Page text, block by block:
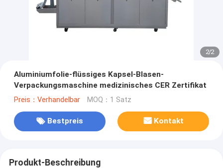
2/2
Aluminiumfolie-flüssiges Kapsel-Blasen-
Verpackungsmaschine medizinisches CER Zertifikat
Preis：Verhandelbar MOQ：1 Satz
Bestpreis Kontakt
Produkt-Beschreibung